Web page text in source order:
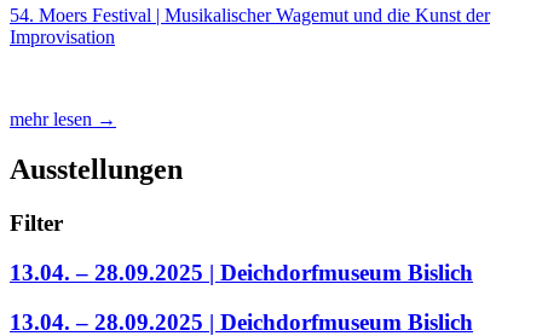
54. Moers Festival | Musikalischer Wagemut und die Kunst der
Improvisation
mehr lesen →
Ausstellungen
Filter
13.04. – 28.09.2025 | Deichdorfmuseum Bislich
13.04. – 28.09.2025 | Deichdorfmuseum Bislich